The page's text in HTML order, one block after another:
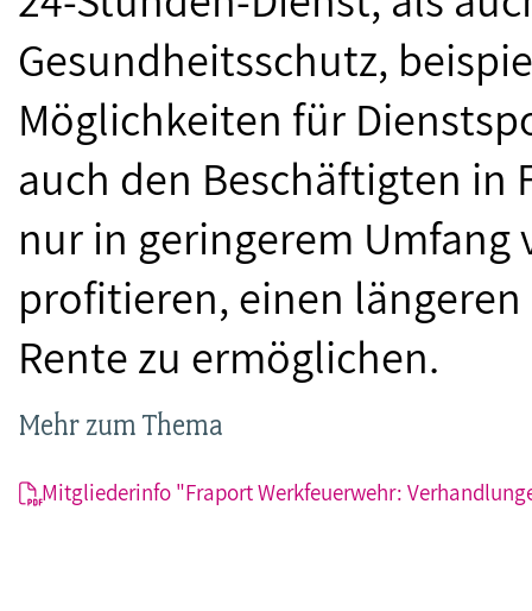
Gesundheitsschutz,
Möglichkeiten für
auch den Beschäftigten in
nur in geringerem
profitieren, einen
Rente zu ermöglichen.
Mehr zum Thema
Mitgliederinfo "Fraport Werkfeuerwehr: